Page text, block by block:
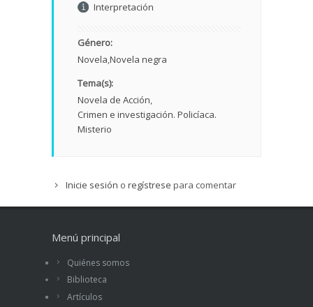
Interpretación
Género:
Novela Novela negra
Tema(s):
Novela de Acción
Crimen e investigación. Policíaca.
Misterio
Inicie sesión o regístrese para comentar
Menú principal
Quiénes somos
Biblioteca
Artículos